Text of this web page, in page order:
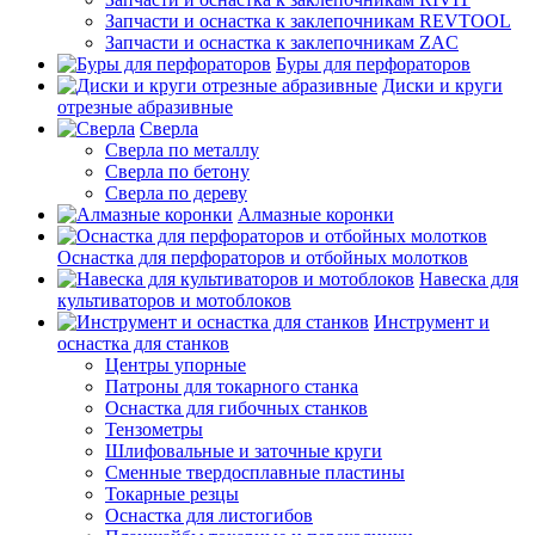
Запчасти и оснастка к заклепочникам REVTOOL
Запчасти и оснастка к заклепочникам ZAC
Буры для перфораторов
Диски и круги
отрезные абразивные
Сверла
Сверла по металлу
Сверла по бетону
Сверла по дереву
Алмазные коронки
Оснастка для перфораторов и отбойных молотков
Навеска для
культиваторов и мотоблоков
Инструмент и
оснастка для станков
Центры упорные
Патроны для токарного станка
Оснастка для гибочных станков
Тензометры
Шлифовальные и заточные круги
Сменные твердосплавные пластины
Токарные резцы
Оснастка для листогибов